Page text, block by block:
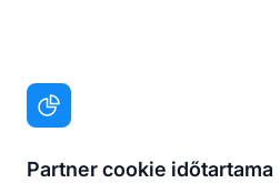
Partner cookie időtartama